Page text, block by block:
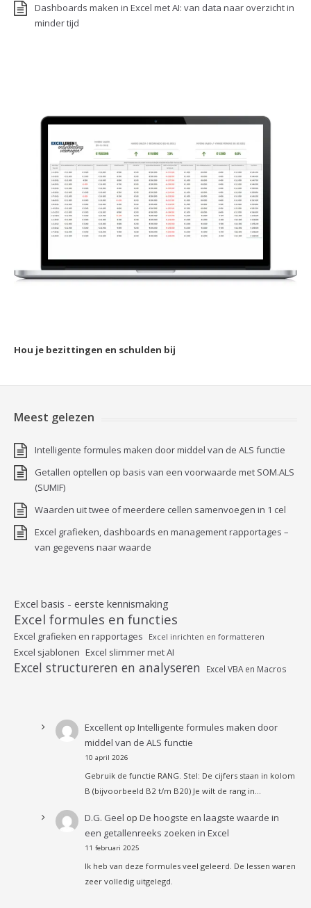
Dashboards maken in Excel met AI: van data naar overzicht in
minder tijd
Hou je bezittingen en schulden bij
Meest gelezen
Intelligente formules maken door middel van de ALS functie
Getallen optellen op basis van een voorwaarde met SOM.ALS
(SUMIF)
Waarden uit twee of meerdere cellen samenvoegen in 1 cel
Excel grafieken, dashboards en management rapportages –
van gegevens naar waarde
Excel basis - eerste kennismaking
Excel formules en functies
Excel grafieken en rapportages Excel inrichten en formatteren
Excel sjablonen Excel slimmer met AI
Excel structureren en analyseren Excel VBA en Macros
Excellent opIntelligente formules maken door
middel van de ALS functie
10 april 2026
Gebruik de functie RANG. Stel: De cijfers staan in kolom
B (bijvoorbeeld B2 t/m B20) Je wilt de rang in…
D.G. Geel opDe hoogste en laagste waarde in
een getallenreeks zoeken in Excel
11 februari 2025
Ik heb van deze formules veel geleerd. De lessen waren
zeer volledig uitgelegd.